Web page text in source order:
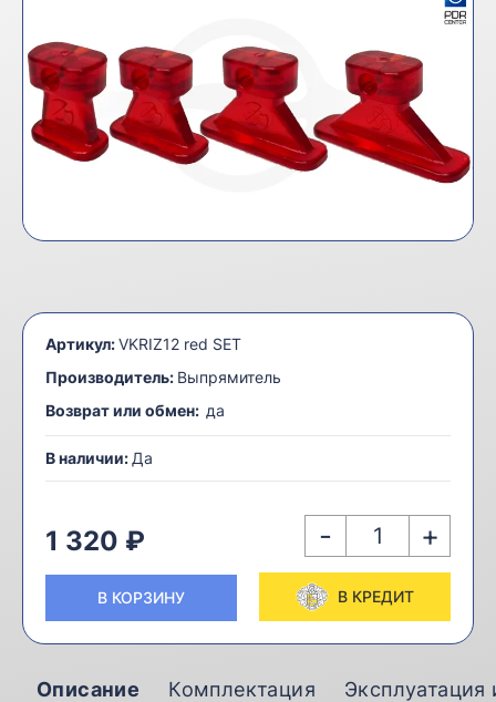
Артикул:VKRIZ12 red SET
Производитель: Выпрямитель
Возврат или обмен: да
В наличии: Да
1 320 ₽ - +
В КОРЗИНУ В КРЕДИТ
Описание Комплектация